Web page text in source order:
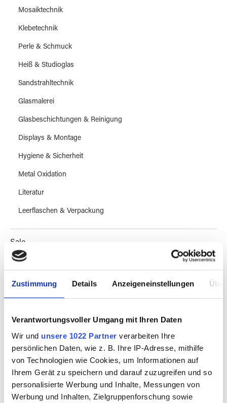
Zustimmung Details Anzeigeneinstellungen
Verantwortungsvoller Umgang mit Ihren Daten
Wir und unsere 1022 Partner verarbeiten Ihre
persönlichen Daten, wie z. B. Ihre IP-Adresse, mithilfe
von Technologien wie Cookies, um Informationen auf
Ihrem Gerät zu speichern und darauf zuzugreifen und so
personalisierte Werbung und Inhalte, Messungen von
Werbung und Inhalten, Zielgruppenforschung sowie
Mosaiktechnik
Klebetechnik
Perle & Schmuck
Heiß & Studioglas
Sandstrahltechnik
Glasmalerei
Glasbeschichtungen & Reinigung
Displays & Montage
Hygiene & Sicherheit
Metal Oxidation
Literatur
Leerflaschen & Verpackung
Sale
Workshops & Know How
Besuch vereinbaren
PRODUKTE FILTERN